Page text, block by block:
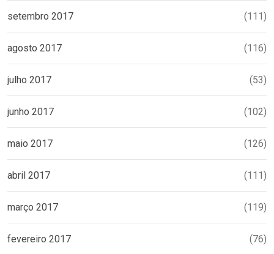
setembro 2017 (111)
agosto 2017 (116)
julho 2017 (53)
junho 2017 (102)
maio 2017 (126)
abril 2017 (111)
março 2017 (119)
fevereiro 2017 (76)